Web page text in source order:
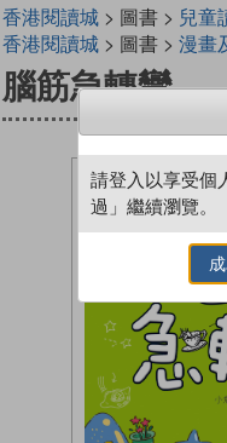
香港閱讀城> 圖書 > 兒童
香港閱讀城> 圖書 > 漫畫
腦筋急轉彎
請登入以享受個
過」繼續瀏覽。